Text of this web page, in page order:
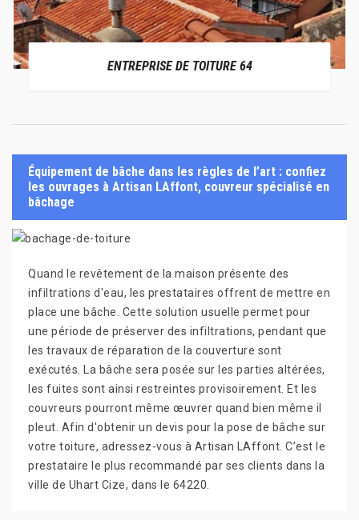
ENTREPRISE DE TOITURE 64
Équipement de bâche dans les règles de l’art : confiez
les ouvrages à Artisan LAffont, couvreur spécialisé en
bâchage
Quand le revêtement de la maison présente des
infiltrations d'eau, les prestataires offrent de mettre en
place une bâche. Cette solution usuelle permet pour
une période de préserver des infiltrations, pendant que
les travaux de réparation de la couverture sont
exécutés. La bâche sera posée sur les parties altérées,
les fuites sont ainsi restreintes provisoirement. Et les
couvreurs pourront même œuvrer quand bien même il
pleut. Afin d'obtenir un devis pour la pose de bâche sur
votre toiture, adressez-vous à Artisan LAffont. C’est le
prestataire le plus recommandé par ses clients dans la
ville de Uhart Cize, dans le 64220.